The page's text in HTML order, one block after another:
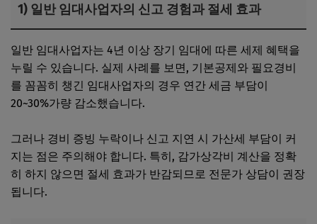
1) 일반 임대사업자의 신고 경험과 절세 효과
일반 임대사업자는 4년 이상 장기 임대에 따른 세제 혜택을
누릴 수 있습니다. 실제 사례를 보면, 기본공제와 필요경비
를 꼼꼼히 챙긴 임대사업자의 경우 연간 세금 부담이
20~30%가량 감소했습니다.
그러나 경비 증빙 누락이나 신고 지연 시 가산세 부담이 커
지는 점은 주의해야 합니다. 특히, 감가상각비 계산을 정확
히 하지 않으면 절세 효과가 반감되므로 전문가 상담이 권장
됩니다.